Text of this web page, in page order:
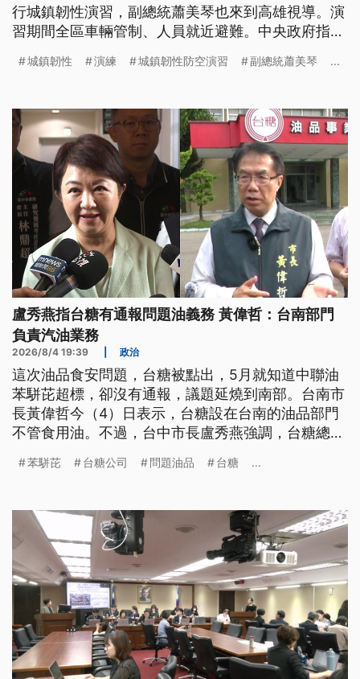
行城鎮韌性演習，副總統蕭美琴也來到高雄視導。演
習期間全區車輛管制、人員就近避難。中央政府指
力防災韌性，今（2026）年也首度將網路降速納入
城鎮韌性 演練 城鎮韌性防空演習 副總統蕭美琴 ...
盧秀燕指台糖有通報問題油義務 黃偉哲：台南部門
負責汽油業務
2026/8/4 19:39 政治
這次油品食安問題，台糖被點出，5月就知道中聯油
苯駢芘超標，卻沒有通報，議題延燒到南部。台南市
長黃偉哲今（4）日表示，台糖設在台南的油品部門
不管食用油。不過，台中市長盧秀燕強調，台糖總公
規定，中央、地方政府皆可依法進入製造、加工等現
況需要抽驗。
苯駢芘 台糖公司 問題油品 台糖 ...